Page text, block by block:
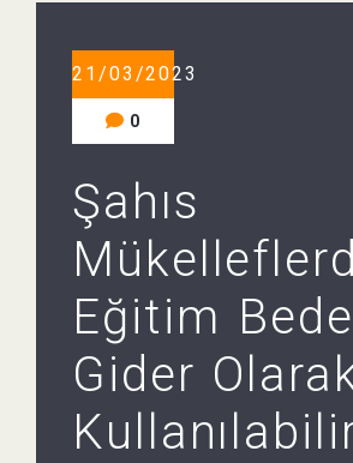
21/03/2023
0
Şahıs
Eğitim
Gider